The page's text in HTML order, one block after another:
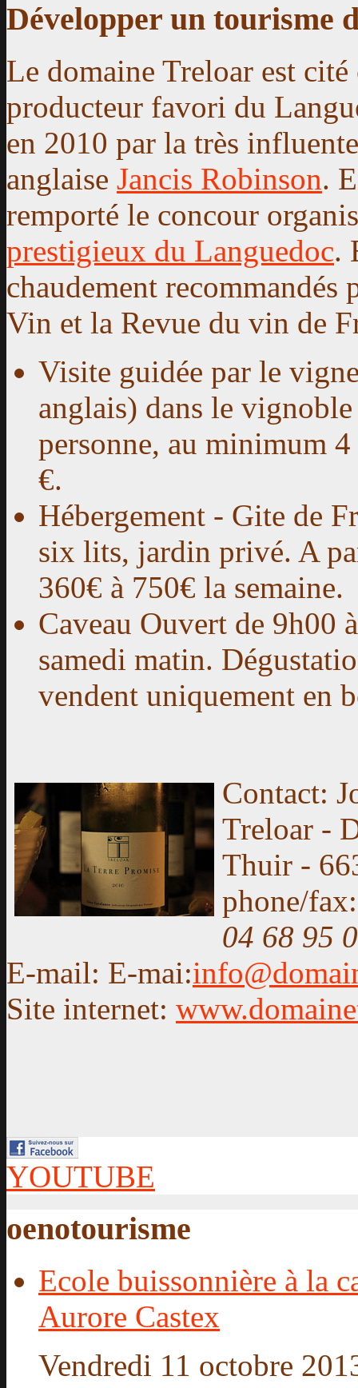
Développer un tourisme
Le domaine Treloar est cité
producteur favori du
en 2010 par la très
anglaise Jancis Robinson.
remporté le concour
prestigieux du Languedoc.
chaudement recommandés
Vin et la Revue du vin de
Visite guidée par le
anglais) dans le
personne, au minimum
€.
Hébergement - Gite de
six lits, jardin privé. A
360€ à 750€ la semaine.
Caveau Ouvert de 9h00
samedi matin.
vendent uniquement en
Contact:
Treloar -
Thuir -
phone/fax:
04 68 95
E-mail: E-mai:
Site internet:
YOUTUBE
oenotourisme
Ecole buissonnière à la
Aurore Castex
Vendredi 11 octobre